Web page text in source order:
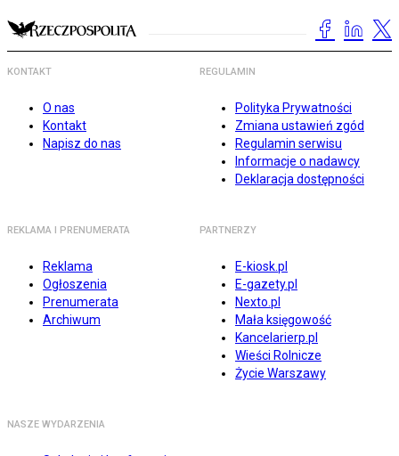
KONTAKT
O nas
Kontakt
Napisz do nas
REGULAMIN
Polityka Prywatności
Zmiana ustawień zgód
Regulamin serwisu
Informacje o nadawcy
Deklaracja dostępności
REKLAMA I PRENUMERATA
Reklama
Ogłoszenia
Prenumerata
Archiwum
PARTNERZY
E-kiosk.pl
E-gazety.pl
Nexto.pl
Mała księgowość
Kancelarierp.pl
Wieści Rolnicze
Życie Warszawy
NASZE WYDARZENIA